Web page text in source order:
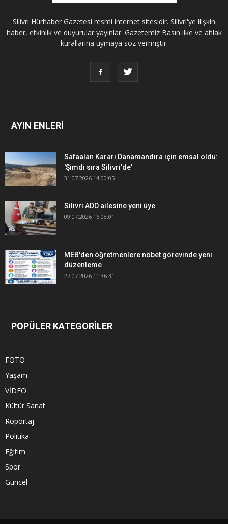
Silivri Hürhaber Gazetesi resmi internet sitesidir. Silivri'ye ilişkin
haber, etkinlik ve duyurular yayınlar. Gazetemiz Basın ilke ve ahlak
kurallarına uymaya söz vermiştir.
AYIN ENLERİ
Safaalan Kararı Danamandıra için emsal oldu:
'Şimdi sıra Silivri'de'
31.07.2026 14:00:05
Silivri ADD ailesine yeni üye
09.07.2026 16:08:01
MEB'den öğretmenlere nöbet görevinde yeni
düzenleme
27.07.2026 11:36:31
POPÜLER KATEGORİLER
FOTO
Yaşam
VİDEO
Kültür Sanat
Röportaj
Politika
Eğitim
Spor
Güncel